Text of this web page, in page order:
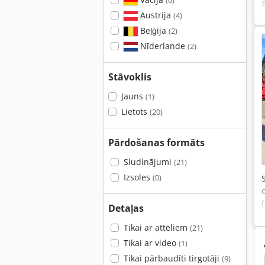
Austrija (4)
Beļģija (2)
Nīderlande (2)
Stāvoklis
Jauns (1)
Lietots (20)
Pārdošanas formāts
Sludinājumi (21)
Izsoles (0)
Detaļas
Tikai ar attēliem (21)
Tikai ar video (1)
Tikai pārbaudīti tirgotāji (9)